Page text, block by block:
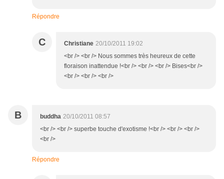
Répondre
C Christiane 20/10/2011 19:02
<br /> <br /> Nous sommes très heureux de cette
floraison inattendue !<br /> <br /> <br /> Bises<br />
<br /> <br /> <br />
B buddha 20/10/2011 08:57
<br /> <br /> superbe touche d'exotisme !<br /> <br /> <br />
<br />
Répondre